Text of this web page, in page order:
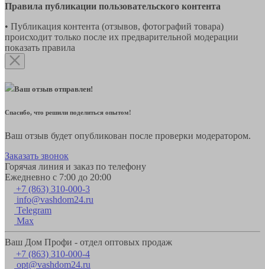
Правила публикации пользовательского контента
• Публикация контента (отзывов, фотографий товара)
происходит только после их предварительной модерации
показать правила
Ваш отзыв отправлен!
Спасибо, что решили поделиться опытом!
Ваш отзыв будет опубликован после проверки модератором.
Заказать звонок
Горячая линия и заказ по телефону
Ежедневно с 7:00 до 20:00
+7 (863) 310-000-3
info@vashdom24.ru
Telegram
Max
Ваш Дом Профи - отдел оптовых продаж
+7 (863) 310-000-4
opt@vashdom24.ru